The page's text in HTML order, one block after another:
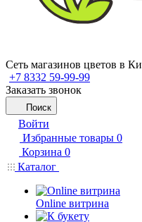
Сеть магазинов цветов в
+7 8332 59-99-99
Заказать звонок
Поиск
Войти
Избранные товары 0
Корзина 0
Каталог
Online витрина